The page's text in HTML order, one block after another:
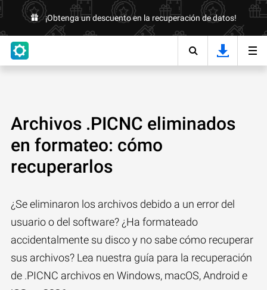
¡Obtenga un descuento en la recuperación de datos!
Archivos .PICNC eliminados
en formateo: cómo
recuperarlos
¿Se eliminaron los archivos debido a un error del
usuario o del software? ¿Ha formateado
accidentalmente su disco y no sabe cómo recuperar
sus archivos? Lea nuestra guía para la recuperación
de .PICNC archivos en Windows, macOS, Android e